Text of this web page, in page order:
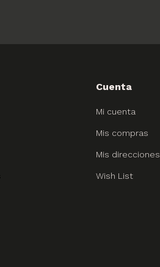
Cuenta
Mi cuenta
Mis compras
Mis direcciones
Wish List